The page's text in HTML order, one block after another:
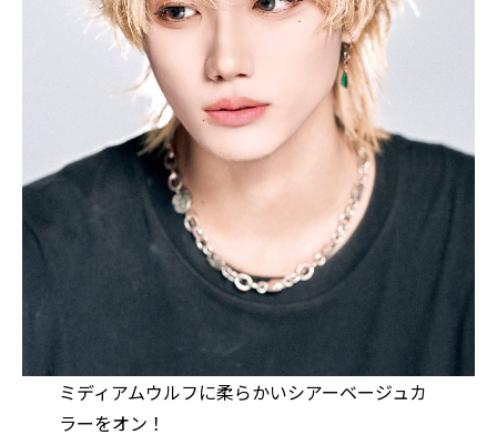
ミディアムウルフに柔らかいシアーベージュカ
ラーをオン！